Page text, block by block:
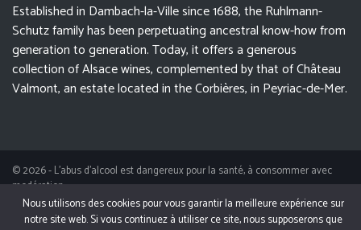
Established in Dambach-la-Ville since 1688, the Ruhlmann-
Schutz family has been perpetuating ancestral know-how from
generation to generation. Today, it offers a generous
collection of Alsace wines, complemented by that of Château
Valmont, an estate located in the Corbières, in Peyriac-de-Mer.
© 2026 - L'abus d'alcool est dangereux pour la santé, à consommer avec
modération.
Nous utilisons des cookies pour vous garantir la meilleure expérience sur
notre site web. Si vous continuez à utiliser ce site, nous supposerons que